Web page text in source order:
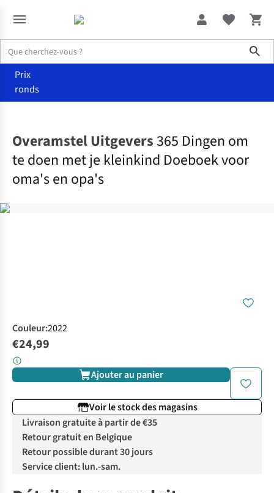
Prix
ronds
Overamstel Uitgevers365 Dingen om
te doen met je kleinkind Doeboek voor
oma's en opa's
Couleur:2022
€24,99
Ajouter au panier
Voir le stock des magasins
Livraison gratuite à partir de €35
Retour gratuit en Belgique
Retour possible durant 30 jours
Service client: lun.-sam.